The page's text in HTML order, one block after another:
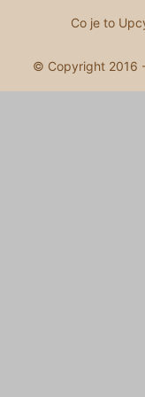
Co je to
© Copyright 2016